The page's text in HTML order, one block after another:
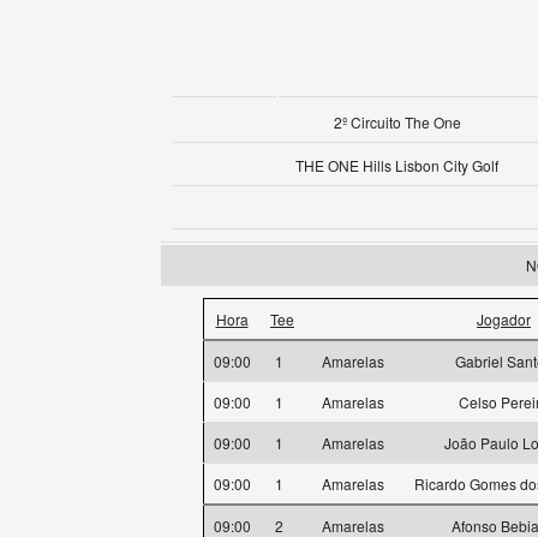
2º Circuito The One
THE ONE Hills Lisbon City Golf
Hora Tee Jogador
09:00 1 Amarelas
Gabriel
09:00
1 Amarelas
Celso
09:00
1 Amarelas
João Paulo
09:00
1 Amarelas Ricardo Gomes
09:00 2 Amarelas
Afonso